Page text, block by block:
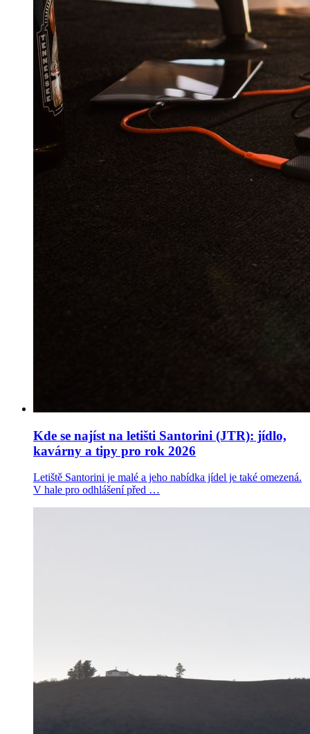
Kde se najíst na letišti Santorini (JTR): jídlo,
kavárny a tipy pro rok 2026
Letiště Santorini je malé a jeho nabídka jídel je také omezená.
V hale pro odhlášení před …